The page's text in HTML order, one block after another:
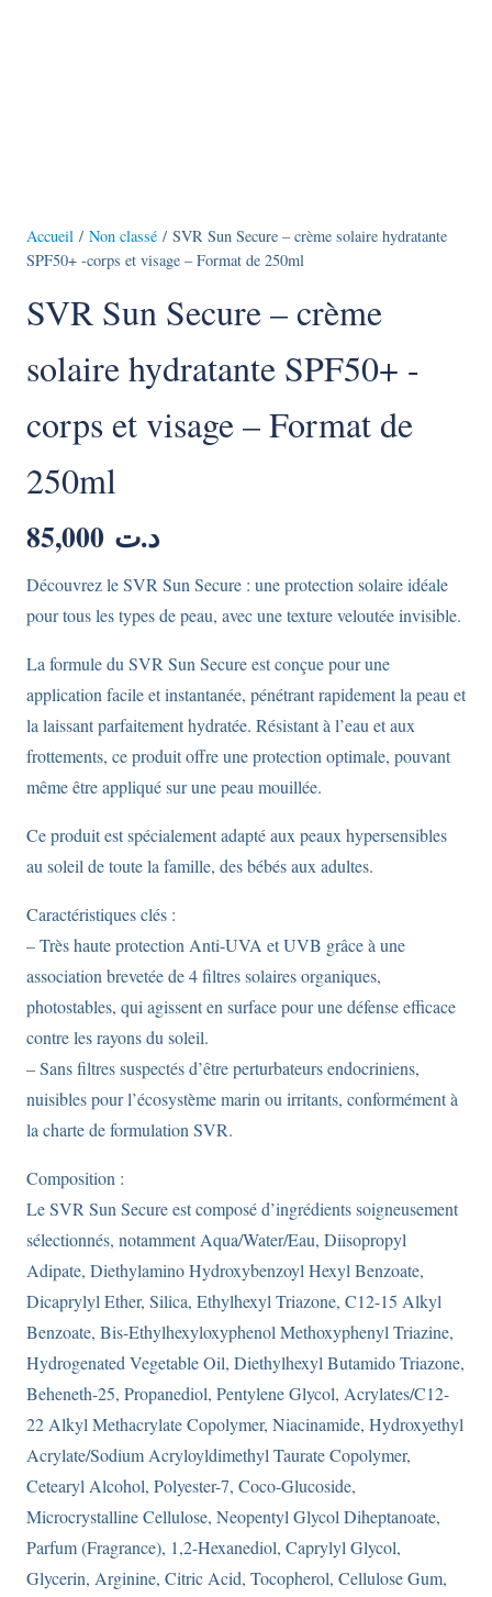
Accueil / Non classé / SVR Sun Secure – crème solaire hydratante
SPF50+ -corps et visage – Format de 250ml
SVR Sun Secure – crème
solaire hydratante SPF50+ -
corps et visage – Format de
250ml
د.ت
Découvrez le SVR Sun Secure : une protection solaire idéale
pour tous les types de peau, avec une texture veloutée invisible.
La formule du SVR Sun Secure est conçue pour une
application facile et instantanée, pénétrant rapidement la peau et
la laissant parfaitement hydratée. Résistant à l’eau et aux
frottements, ce produit offre une protection optimale, pouvant
même être appliqué sur une peau mouillée.
Ce produit est spécialement adapté aux peaux hypersensibles
au soleil de toute la famille, des bébés aux adultes.
Caractéristiques clés :
– Très haute protection Anti-UVA et UVB grâce à une
association brevetée de 4 filtres solaires organiques,
photostables, qui agissent en surface pour une défense efficace
contre les rayons du soleil.
– Sans filtres suspectés d’être perturbateurs endocriniens,
nuisibles pour l’écosystème marin ou irritants, conformément à
la charte de formulation SVR.
Composition :
Le SVR Sun Secure est composé d’ingrédients soigneusement
sélectionnés, notamment Aqua/Water/Eau, Diisopropyl
Adipate, Diethylamino Hydroxybenzoyl Hexyl Benzoate,
Dicaprylyl Ether, Silica, Ethylhexyl Triazone, C12-15 Alkyl
Benzoate, Bis-Ethylhexyloxyphenol Methoxyphenyl Triazine,
Hydrogenated Vegetable Oil, Diethylhexyl Butamido Triazone,
Beheneth-25, Propanediol, Pentylene Glycol, Acrylates/C12-
22 Alkyl Methacrylate Copolymer, Niacinamide, Hydroxyethyl
Acrylate/Sodium Acryloyldimethyl Taurate Copolymer,
Cetearyl Alcohol, Polyester-7, Coco-Glucoside,
Microcrystalline Cellulose, Neopentyl Glycol Diheptanoate,
Parfum (Fragrance), 1,2-Hexanediol, Caprylyl Glycol,
Glycerin, Arginine, Citric Acid, Tocopherol, Cellulose Gum,